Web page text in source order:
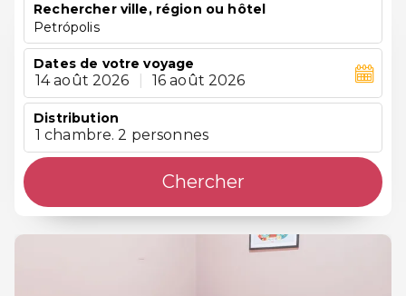
Rechercher ville, région ou hôtel
Petrópolis
Dates de votre voyage
14 août 2026 16 août 2026
Distribution
1 chambre. 2 personnes
Chercher